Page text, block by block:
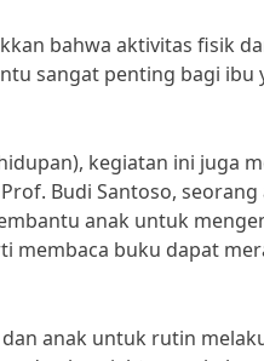
bahwa aktivitas fisik
sangat penting bagi
kegiatan ini juga
Budi Santoso,
anak untuk
membaca buku dapat
anak untuk rutin